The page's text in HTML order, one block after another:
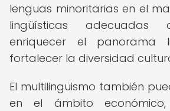
lenguas minoritarias en el
lingüísticas adecuadas
enriquecer el panorama
fortalecer la diversidad
El multilingüismo también
en el ámbito